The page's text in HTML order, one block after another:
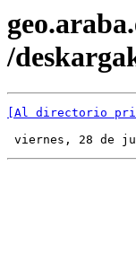
/
[Al directorio
viernes, 28 de